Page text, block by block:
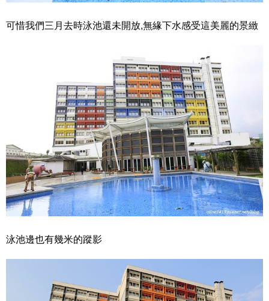
可惜我們三月去時泳池還未開放,無緣下水感受這美麗的景緻
泳池邊也有幾米的蹤影